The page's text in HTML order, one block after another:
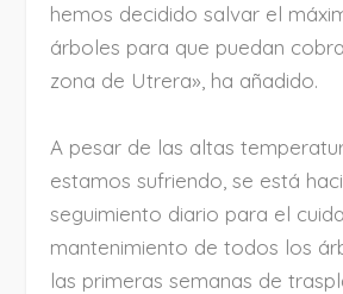
hemos decidido salvar el
árboles para que puedan
zona de Utrera», ha añadido.
A pesar de las altas
estamos sufriendo, se está
seguimiento diario para el
mantenimiento de todos los
las primeras semanas de